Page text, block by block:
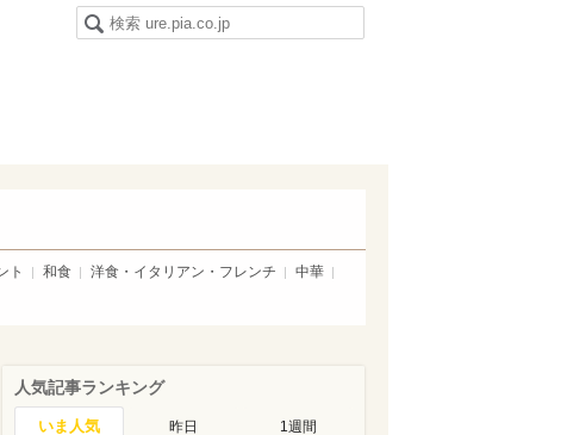
ト 和食 洋食・イタリアン・フレンチ
中華
人気記事ランキング
いま人気 昨日 1週間